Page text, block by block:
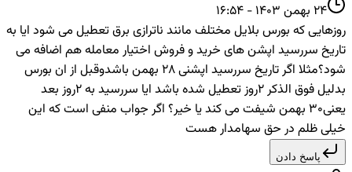
24 بهمن 1403 - 16:54
روزهایی که بورس بلایل مختلف مانند ناترازی برق تعطیل می شود ایا به
تاریخ سررسید اپشن های خرید و فروش اختیار معامله هم اضافه می
شود؟مثلا اگر تاریخ سررسید اپشنی 28 بهمن باشدوقبل از ان بورس
بدلیل فوق الذکر 2روز تعطیل شده باشد ایا سررسید به 2روز بعد
یعنی30 بهمن شیفت می کند یا خیر؟ اگر جواب منفی است که این
خیلی ظلم در حق سهامدار هست
پاسخ دادن